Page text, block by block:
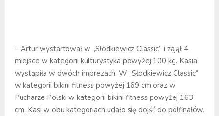
– Artur wystartował w „Słodkiewicz Classic” i zajął 4
miejsce w kategorii kulturystyka powyżej 100 kg. Kasia
wystąpiła w dwóch imprezach. W „Słodkiewicz Classic”
w kategorii bikini fitness powyżej 169 cm oraz w
Pucharze Polski w kategorii bikini fitness powyżej 163
cm. Kasi w obu kategoriach udało się dojść do półfinałów.